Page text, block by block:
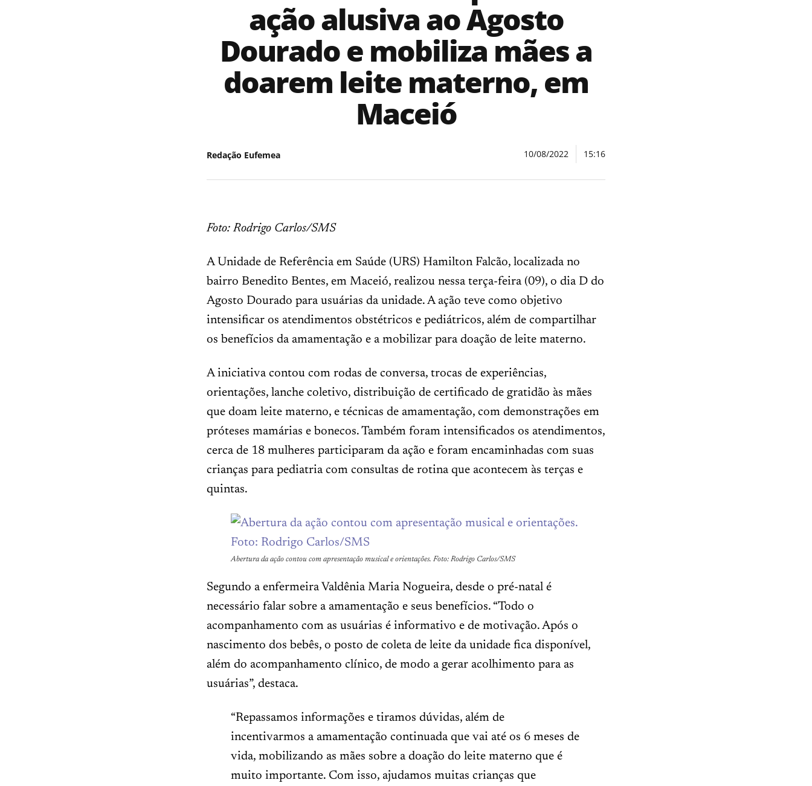
ação alusiva ao Agosto
Dourado e mobiliza mães a
doarem leite materno, em
Maceió
Redação Eufemea 10/08/2022 15:16
Foto: Rodrigo Carlos/SMS
A Unidade de Referência em Saúde (URS) Hamilton Falcão, localizada no
bairro Benedito Bentes, em Maceió, realizou nessa terça-feira (09), o dia D do
Agosto Dourado para usuárias da unidade. A ação teve como objetivo
intensificar os atendimentos obstétricos e pediátricos, além de compartilhar
os benefícios da amamentação e a mobilizar para doação de leite materno.
A iniciativa contou com rodas de conversa, trocas de experiências,
orientações, lanche coletivo, distribuição de certificado de gratidão às mães
que doam leite materno, e técnicas de amamentação, com demonstrações em
próteses mamárias e bonecos. Também foram intensificados os atendimentos,
cerca de 18 mulheres participaram da ação e foram encaminhadas com suas
crianças para pediatria com consultas de rotina que acontecem às terças e
quintas.
Abertura da ação contou com apresentação musical e orientações. Foto: Rodrigo Carlos/SMS
Segundo a enfermeira Valdênia Maria Nogueira, desde o pré-natal é
necessário falar sobre a amamentação e seus benefícios. “Todo o
acompanhamento com as usuárias é informativo e de motivação. Após o
nascimento dos bebês, o posto de coleta de leite da unidade fica disponível,
além do acompanhamento clínico, de modo a gerar acolhimento para as
usuárias”, destaca.
“Repassamos informações e tiramos dúvidas, além de
incentivarmos a amamentação continuada que vai até os 6 meses de
vida, mobilizando as mães sobre a doação do leite materno que é
muito importante. Com isso, ajudamos muitas crianças que